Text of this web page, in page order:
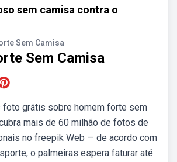
sem camisa contra o
Sem Camisa
Sem Camisa
foto grátis sobre homem forte sem
mais de 60 milhão de fotos de
no freepik Web — de acordo com
o palmeiras espera faturar até